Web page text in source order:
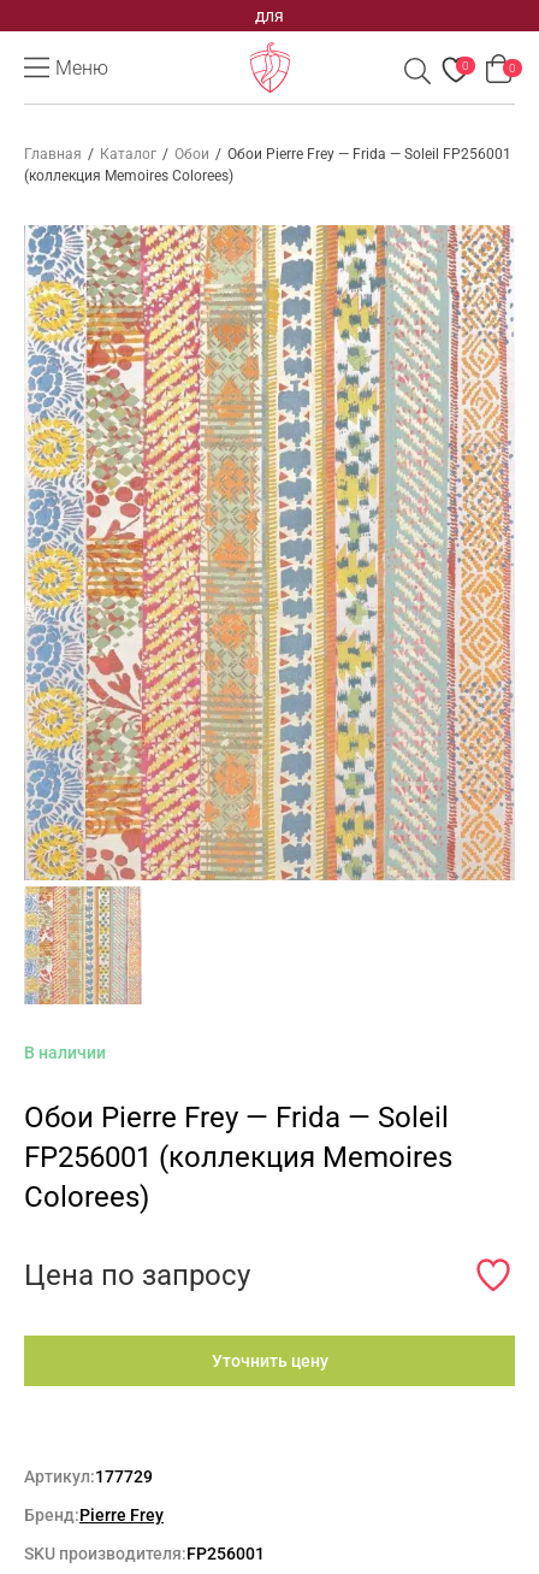
для
Меню 0 0
Главная / Каталог / Обои / Обои Pierre Frey — Frida — Soleil FP256001
(коллекция Memoires Colorees)
В наличии
Обои Pierre Frey — Frida — Soleil
FP256001 (коллекция Memoires
Colorees)
Цена по запросу
Уточнить цену
Артикул:177729
Бренд:Pierre Frey
SKU производителя:FP256001